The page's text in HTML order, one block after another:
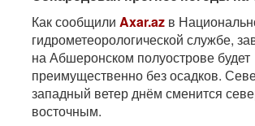
Как сообщили Axar.az в
гидрометеорологической службе,
на Абшеронском полуострове будет
преимущественно без осадков.
западный ветер днём сменится
восточным.